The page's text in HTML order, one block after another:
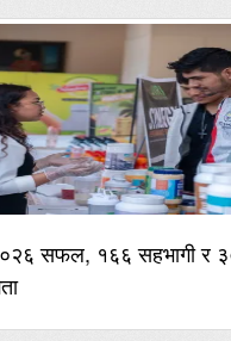
सफल, १६६ सहभागी र